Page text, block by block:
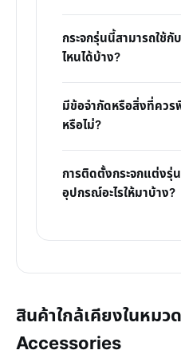
กระจกรุ่นนี้สามารถใช้กั
ไหนได้บ้าง?
มีข้อจำกัดหรือสิ่งที่คว
หรือไม่?
การติดตั้งกระจกแต่งรุ่
อุปกรณ์อะไรให้มาบ้าง?
สินค้าใกล้เคียงในหม
Accessories